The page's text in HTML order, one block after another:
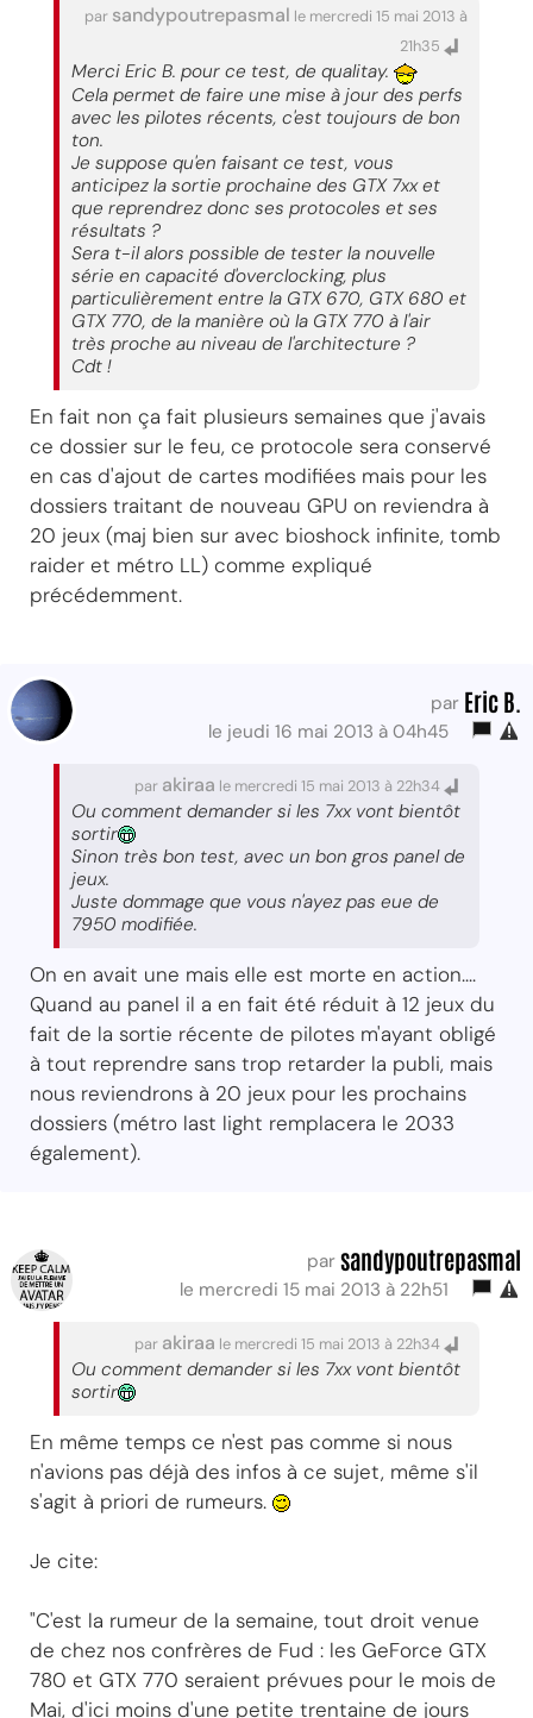
par sandypoutrepasmal le mercredi 15 mai 2013 à
21h35
Merci Eric B. pour ce test, de qualitay.
Cela permet de faire une mise à jour des perfs
avec les pilotes récents, c'est toujours de bon
ton.
Je suppose qu'en faisant ce test, vous
anticipez la sortie prochaine des GTX 7xx et
que reprendrez donc ses protocoles et ses
résultats ?
Sera t-il alors possible de tester la nouvelle
série en capacité d'overclocking, plus
particulièrement entre la GTX 670, GTX 680 et
GTX 770, de la manière où la GTX 770 à l'air
très proche au niveau de l'architecture ?
Cdt !
En fait non ça fait plusieurs semaines que j'avais
ce dossier sur le feu, ce protocole sera conservé
en cas d'ajout de cartes modifiées mais pour les
dossiers traitant de nouveau GPU on reviendra à
20 jeux (maj bien sur avec bioshock infinite, tomb
raider et métro LL) comme expliqué
précédemment.
par Eric B.
le jeudi 16 mai 2013 à 04h45
par akiraa le mercredi 15 mai 2013 à 22h34
Ou comment demander si les 7xx vont bientôt
sortir
Sinon très bon test, avec un bon gros panel de
jeux.
Juste dommage que vous n'ayez pas eue de
7950 modifiée.
On en avait une mais elle est morte en action....
Quand au panel il a en fait été réduit à 12 jeux du
fait de la sortie récente de pilotes m'ayant obligé
à tout reprendre sans trop retarder la publi, mais
nous reviendrons à 20 jeux pour les prochains
dossiers (métro last light remplacera le 2033
également).
par sandypoutrepasmal
le mercredi 15 mai 2013 à 22h51
par akiraa le mercredi 15 mai 2013 à 22h34
Ou comment demander si les 7xx vont bientôt
sortir
En même temps ce n'est pas comme si nous
n'avions pas déjà des infos à ce sujet, même s'il
s'agit à priori de rumeurs.
Je cite:
"C'est la rumeur de la semaine, tout droit venue
de chez nos confrères de Fud : les GeForce GTX
780 et GTX 770 seraient prévues pour le mois de
Mai, d'ici moins d'une petite trentaine de jours